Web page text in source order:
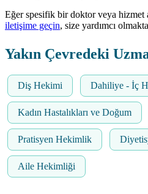
Eğer spesifik bir doktor veya hizmet
iletişime geçin, size yardımcı
Yakın Çevredeki
Diş Hekimi Dahiliye - İç
Kadın Hastalıkları ve Doğum
Pratisyen Hekimlik
Aile Hekimliği